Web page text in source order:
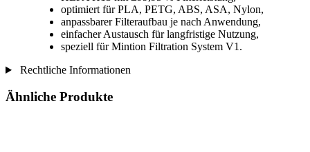
optimiert für PLA, PETG, ABS, ASA, Nylon,
anpassbarer Filteraufbau je nach Anwendung,
einfacher Austausch für langfristige Nutzung,
speziell für Mintion Filtration System V1.
Rechtliche Informationen
Ähnliche Produkte